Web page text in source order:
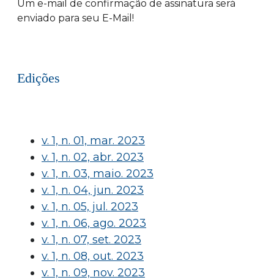
Um e-mail de confirmação de assinatura será
enviado para seu E-Mail!
Edições
v. 1, n. 01, mar. 2023
v. 1, n. 02, abr. 2023
v. 1, n. 03, maio. 2023
v. 1, n. 04, jun. 2023
v. 1, n. 05, jul. 2023
v. 1, n. 06, ago. 2023
v. 1, n. 07, set. 2023
v. 1, n. 08, out. 2023
v. 1, n. 09, nov. 2023